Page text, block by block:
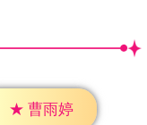
★ 曹雨婷